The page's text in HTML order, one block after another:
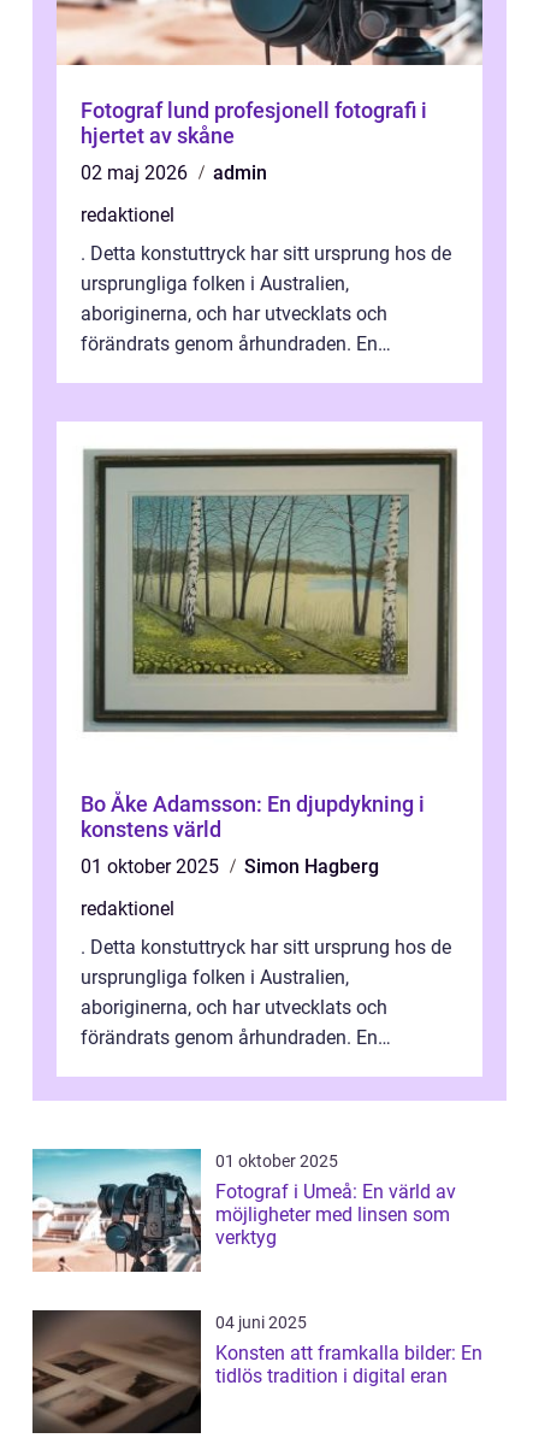
Fotograf lund profesjonell fotografi i
hjertet av skåne
02 maj 2026
admin
redaktionel
. Detta konstuttryck har sitt ursprung hos de
ursprungliga folken i Australien,
aboriginerna, och har utvecklats och
förändrats genom århundraden. En
Bo Åke Adamsson: En djupdykning i
konstens värld
01 oktober 2025
Simon Hagberg
redaktionel
. Detta konstuttryck har sitt ursprung hos de
ursprungliga folken i Australien,
aboriginerna, och har utvecklats och
förändrats genom århundraden. En
”aborig...
01 oktober 2025
Fotograf i Umeå: En värld av
möjligheter med linsen som
verktyg
04 juni 2025
Konsten att framkalla bilder: En
tidlös tradition i digital eran